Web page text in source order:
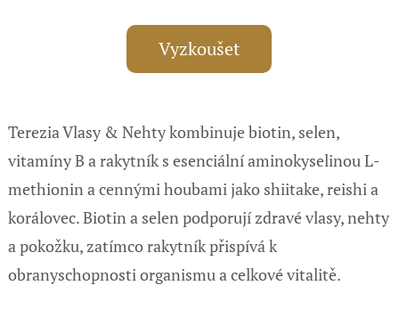
Vyzkoušet
Terezia Vlasy & Nehty kombinuje biotin, selen,
vitamíny B a rakytník s esenciální aminokyselinou L-
methionin a cennými houbami jako shiitake, reishi a
korálovec. Biotin a selen podporují zdravé vlasy, nehty
a pokožku, zatímco rakytník přispívá k
obranyschopnosti organismu a celkové vitalitě.